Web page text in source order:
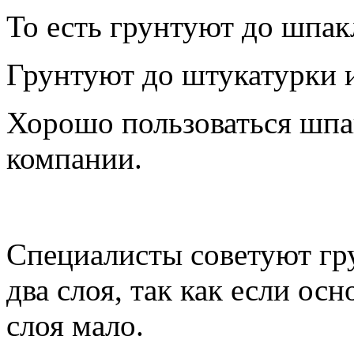
То есть грунтуют до
Грунтуют до штукатурки
Хорошо пользоваться
компании.
Специалисты советуют
два слоя, так как если
слоя мало.